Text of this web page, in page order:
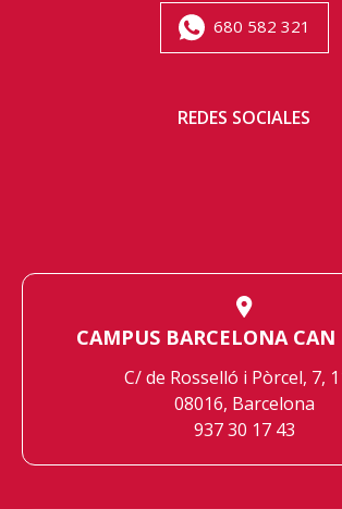
680 582 321
REDES SOCIALES
CAMPUS BARCELONA CAN
C/ de Rosselló i Pòrcel, 7,
08016, Barcelona
937 30 17 43